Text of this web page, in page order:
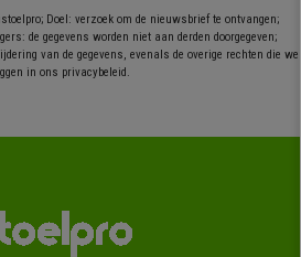
Doel: verzoek om de nieuwsbrief te ontvangen;
de gegevens worden niet aan derden doorgegeven;
van de gegevens, evenals de overige rechten die we
in ons privacybeleid.